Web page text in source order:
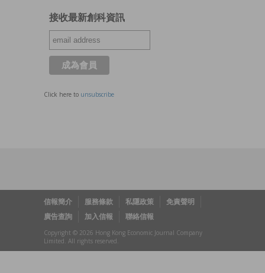
接收最新創科資訊
Click here to unsubscribe
信報簡介 服務條款 私隱政策
免責聲明
廣告查詢
加入信報 聯絡信報
Copyright © 2026 Hong Kong Economic Journal Company
Limited. All rights reserved.